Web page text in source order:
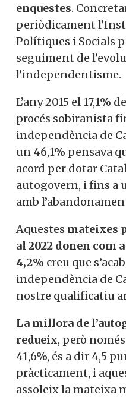
enquestes.
periòdicament
Polítiques i Socials
seguiment de
l’independentisme.
L’any 2015 el 17,1%
procés sobiranista
independència de
un 46,1% pensava
acord per dotar
autogovern, i fins a
amb
Aquestes mateixes
al 2022 donen com
4,2% creu que
independència de
nostre qualificatiu
La millora de
redueix, però
41,6%, és a dir 4,5
pràcticament, i
assoleix la mateixa